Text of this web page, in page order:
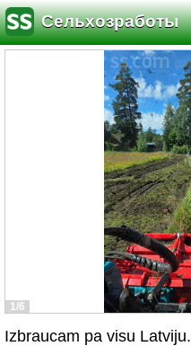
Сельхозработы
1/6
Izbraucam pa visu Latviju.